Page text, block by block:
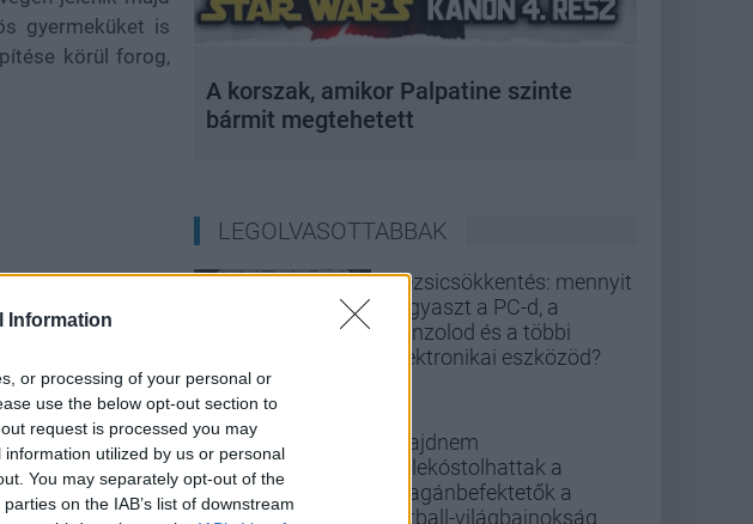
Information
or processing of your personal or
use the below opt-out section to
request is processed you may
utilized by us or personal
You may separately opt-out of the
on the IAB’s list of downstream
gyermeküket is
körül forog,
pletyka szintjén
(X)
A korszak, amikor Palpatine szinte
bármit megtehetett
LEGOLVASOTTABBAK
Rezsicsökkentés: mennyit
fogyaszt a PC-d, a
konzolod és a többi
elektronikai eszközöd?
Majdnem
belekóstolhattak a
magánbefektetők a
futball-világbajnokság